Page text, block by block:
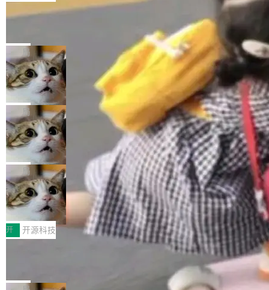
由中关村智联软件服务业质量创新联盟主办，以
“智构可信·质创未来——AI原生时代的质量新范
式”为主题，直面AI从实验室走向规模化产业落地
的核心质量命题。会上，《2026智能研发生产力
工具选型手册》发布，Testin云测的Testin XAge
nt智能测试系统入选AI测试领域代表产品。对CI
O而言，这提示了一个转变：AI测试正在从效率
工具升级为企业的质量基础设施。 CIO面对的新
现实 过去两年，CIO们的焦虑清单上多了两项：
一是如何让大模型和智能体应用安全地从PoC走
向生产，二是如何让测试团队跟得上AI应用...
让非法状态不可表示：一篇关于 ADT
有一种东西，一旦用过就回不去了。Alex Fedos
eev 管它叫"软件设计的基石"。 他说的东西不新
鲜——代数数据类型（ADT），尤其是和类型
（sum type）。但他说清楚了一件事：这不是类
型系统的学术体操，是日常编码的思维方式。 文
章从一个简单的例子切入。一个网站的深色主题
设置，如果用布尔值 + 可空字段来表示——bool
ean 表示是否可切换，nullable 的默认模式、浅
色方案、深色方案——会产生大量无意义的组
合。方案缺了、配置冲突了、全 null 了。要知道
哪些组合有效，作者说，你得靠"文档、校验、或
者部落知识"。 换个写法。Rust 的 enum，两个
变体：Switchable...
局
Cloudflare 开源内部企业 AI 平台 Clou
dflare OS
Cloudflare 发布了一个开源项目 Cloudflare O
S。如果你只看官方博客，你会觉得这是又一
个"AI 知识库 + 聊天机器人"——每个大厂都在
做，没什么新鲜的。 但 Kenton Varda 在 Twitte
r 上把事情说清楚了： 今天我们发布了 Cloudfla
re OS，一个带连接器的聊天机器人，跟其他所
有科技公司做的一样。只不过，实际上它不一
样。这是 Sandstorm.io 的重制版，我十年前的
那个创业公司。不同的是，这次它构建在 Cloudf
lare Workers 上——我花了九年时间搭建的平台
——并且深度集成了 AI。这基本上是我十年秘密
局
Deno 团队开源 Celld，可自托管的分
布式 Durable Objects
Ryan Dahl 领导的 Deno 团队推出了最新开源项
目 Celld，一个能在自己机器上运行 Cloudflare
Workers 和 Durable Objects 的守护进程。 设
计思路很直接：每个对象是一个独立的 SQLite
数据库，按名称寻址，复制到你自己的 S3 兼容
存储库里。节点之间只通过这个存储库协调——
没有控制平面，没有共识协议。每个对象自带一
个小型数据库，应用天然按分片构建，单个数据
库的竞争和爆炸半径问题在设计层面就被消除
了。 闲置的 cell 会休眠到几乎不占资源。当 cel
局
鲁大师7月新机性能/流畅/AI榜：vivo夺
性能、流畅双第一，三星Galaxy Z系列
新折叠缺席
2026年7月的手机市场，由于存储等硬件成本暴
增，手机厂商的日子也不好过啊，新机速度明显
放缓，因此硝烟味淡了许多。新机参数规格除开
Fold8 / Z Flip8）外，其余要么是中低端机器，
例如iQOO Z11i、REDMI Note 17、REDMI No
开 开源科技
Zed 编辑器团队发布了新项目——DeltaDB，一
个在 git commit 之间记录每一次编辑操作的版